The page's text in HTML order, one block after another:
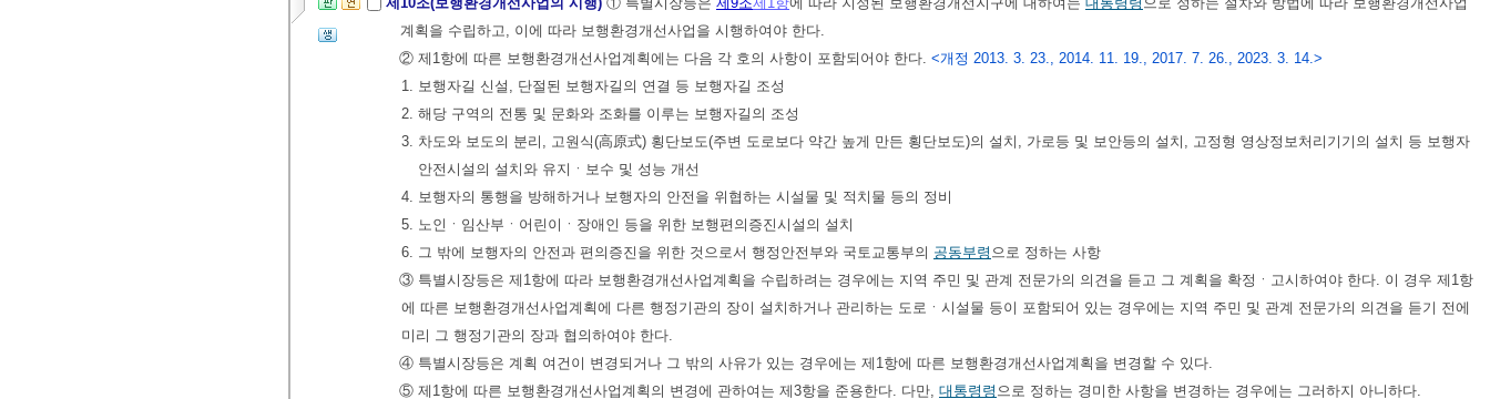
계획을 수립하고, 이에 따라 보행환경개선사업을 시행하여야 한다.
② 제1항에 따른 보행환경개선사업계획에는 다음 각 호의 사항이 포함되어야 한다. <개정 2013. 3. 23., 2014. 11. 19., 2017. 7. 26., 2023. 3. 14.>
1. 보행자길 신설, 단절된 보행자길의 연결 등 보행자길 조성
2. 해당 구역의 전통 및 문화와 조화를 이루는 보행자길의 조성
3. 차도와 보도의 분리, 고원식(高原式) 횡단보도(주변 도로보다 약간 높게 만든 횡단보도)의 설치, 가로등 및 보안등의 설치, 고정형 영상정보처리기기의 설치 등 보행자
안전시설의 설치와 유지ㆍ보수 및 성능 개선
4. 보행자의 통행을 방해하거나 보행자의 안전을 위협하는 시설물 및 적치물 등의 정비
5. 노인ㆍ임산부ㆍ어린이ㆍ장애인 등을 위한 보행편의증진시설의 설치
6. 그 밖에 보행자의 안전과 편의증진을 위한 것으로서 행정안전부와 국토교통부의 공동부령 으로 정하는 사항
③ 특별시장등은 제1항에 따라 보행환경개선사업계획을 수립하려는 경우에는 지역 주민 및 관계 전문가의 의견을 듣고 그 계획을 확정ㆍ고시하여야 한다. 이 경우 제1항
에 따른 보행환경개선사업계획에 다른 행정기관의 장이 설치하거나 관리하는 도로ㆍ시설물 등이 포함되어 있는 경우에는 지역 주민 및 관계 전문가의 의견을 듣기 전에
미리 그 행정기관의 장과 협의하여야 한다.
④ 특별시장등은 계획 여건이 변경되거나 그 밖의 사유가 있는 경우에는 제1항에 따른 보행환경개선사업계획을 변경할 수 있다.
⑤ 제1항에 따른 보행환경개선사업계획의 변경에 관하여는 제3항을 준용한다. 다만, 대통령령 으로 정하는 경미한 사항을 변경하는 경우에는 그러하지 아니하다.